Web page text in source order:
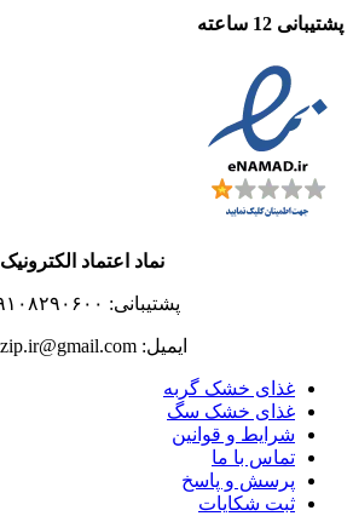
پشتیبانی 12 ساعته
نماد اعتماد الکترونیک
پشتیبانی: ۰۹۱۰۸۲۹۰۶۰۰
ایمیل: petzip.ir@gmail.com
غذای خشک گربه
غذای خشک سگ
شرایط و قوانین
تماس با ما
پرسش و پاسخ
ثبت شکایات